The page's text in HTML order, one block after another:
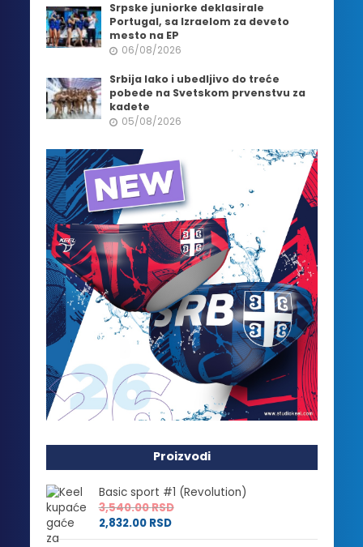
Srpske juniorke deklasirale
Portugal, sa Izraelom za deveto
mesto na EP
06/08/2026
Srbija lako i ubedljivo do treće
pobede na Svetskom prvenstvu za
kadete
05/08/2026
Proizvodi
Basic sport #1 (Revolution)
3,540.00RSD
2,832.00 RSD